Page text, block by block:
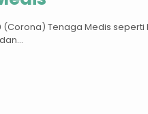
Tenaga Medis